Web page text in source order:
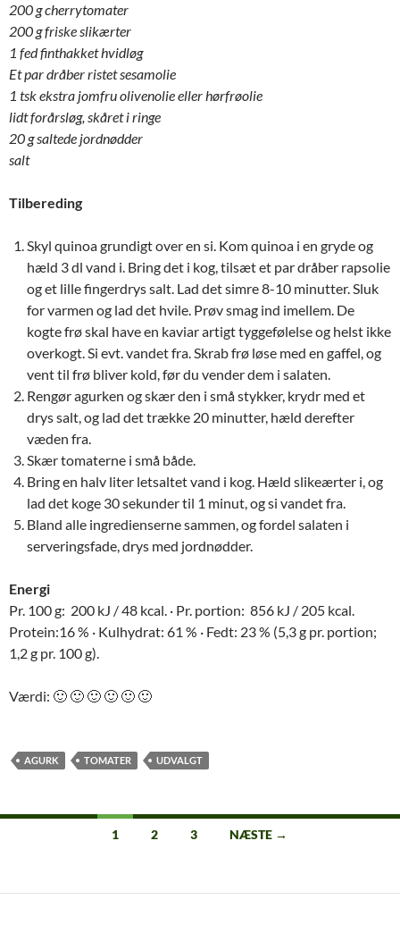
200 g cherrytomater
200 g friske slikærter
1 fed finthakket hvidløg
Et par dråber ristet sesamolie
1 tsk ekstra jomfru olivenolie eller hørfrøolie
lidt forårsløg, skåret i ringe
20 g saltede jordnødder
salt
Tilbereding
Skyl quinoa grundigt over en si. Kom quinoa i en gryde og
hæld 3 dl vand i. Bring det i kog, tilsæt et par dråber rapsolie
og et lille fingerdrys salt. Lad det simre 8-10 minutter. Sluk
for varmen og lad det hvile. Prøv smag ind imellem. De
kogte frø skal have en kaviar artigt tyggefølelse og helst ikke
overkogt. Si evt. vandet fra. Skrab frø løse med en gaffel, og
vent til frø bliver kold, før du vender dem i salaten.
Rengør agurken og skær den i små stykker, krydr med et
drys salt, og lad det trække 20 minutter, hæld derefter
væden fra.
Skær tomaterne i små både.
Bring en halv liter letsaltet vand i kog. Hæld slikeærter i, og
lad det koge 30 sekunder til 1 minut, og si vandet fra.
Bland alle ingredienserne sammen, og fordel salaten i
serveringsfade, drys med jordnødder.
Energi
Pr. 100 g: 200 kJ / 48 kcal. · Pr. portion: 856 kJ / 205 kcal.
Protein:16 % · Kulhydrat: 61 % · Fedt: 23 % (5,3 g pr. portion;
1,2 g pr. 100 g).
Værdi: 🙂 🙂 🙂 🙂 🙂 🙂
AGURK TOMATER UDVALGT
Indlægsnavigation
1 2 3 NÆSTE →